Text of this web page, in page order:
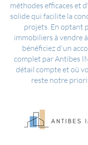
méthodes efficaces et
solide qui facilite la
projets. En optant
immobiliers à vendre
bénéficiez d'un
complet par Antibes
détail compte et où
reste notre